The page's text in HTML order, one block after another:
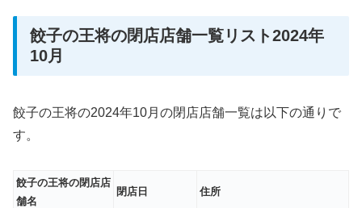
餃子の王将の閉店店舗一覧リスト2024年
10月
餃子の王将の2024年10月の閉店店舗一覧は以下の通りで
す。
餃子の王将の閉店店
舗名
閉店日 住所